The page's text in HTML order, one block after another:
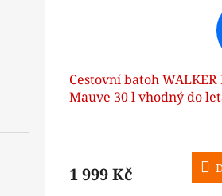
Cestovní batoh
Mauve 30 l vhodný do
1 999 Kč